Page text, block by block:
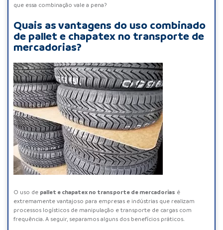
que essa combinação vale a pena?
Quais as vantagens do uso combinado
de pallet e chapatex no transporte de
mercadorias?
O uso de pallet e chapatex no transporte de mercadorias é
extremamente vantajoso para empresas e indústrias que realizam
processos logísticos de manipulação e transporte de cargas com
frequência. A seguir, separamos alguns dos benefícios práticos.